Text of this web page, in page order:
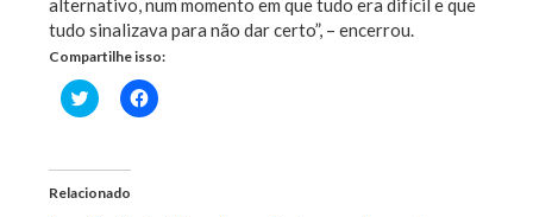
alternativo, num momento em que tudo era difícil e que
tudo sinalizava para não dar certo”, – encerrou.
Compartilhe isso:
Clique
para
em
nova
janela)
Clique
para
Relacionado